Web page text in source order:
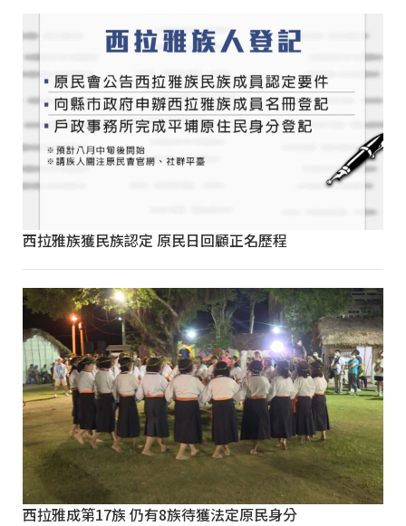
西拉雅族獲民族認定 原民日回顧正名歷程
西拉雅成第17族 仍有8族待獲法定原民身分